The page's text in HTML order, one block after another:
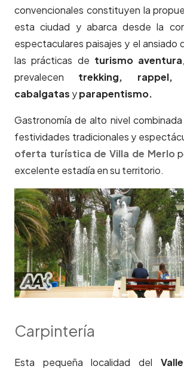
convencionales constituyen la
esta ciudad y abarca desde la
espectaculares paisajes y el ansiado
las prácticas de turismo aventura
prevalecen trekking, rappel,
cabalgatas yparapentismo.
Gastronomía de alto nivel
festividades tradicionales y
oferta turística de Villa de Merlo
excelente estadía en su territorio.
Carpintería
Esta pequeña localidad del